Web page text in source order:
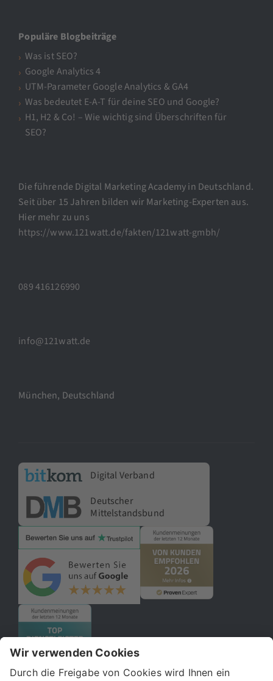
Populäre Blogbeiträge
Was ist SEO?
Google Analytics 4
UTM-Parameter Google Analytics & GA4
Was bedeutet E-A-T für deine SEO und Google?
H1, H2 & Co! – Wie wichtig sind Überschriften für
SEO?
Die führende Digital Marketing Academy in Deutschland.
Seit über 15 Jahren bilden wir Marketing-Experten aus.
Hier mehr zu uns
https://www.121watt.de/fakten/121watt-gmbh/
089 416126990
info@121watt.de
München, Deutschland
Digital Verband
Deutscher
Mittelstandsbund